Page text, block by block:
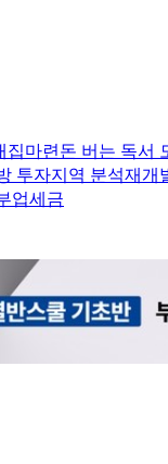
집마련 돈 버는 독서
투자지역 분석재개
업세금